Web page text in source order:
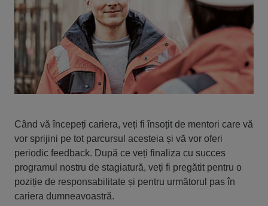
Când vă începeți cariera, veți fi însoțit de mentori care vă
vor sprijini pe tot parcursul acesteia și vă vor oferi
periodic feedback. După ce veți finaliza cu succes
programul nostru de stagiatură, veți fi pregătit pentru o
poziție de responsabilitate și pentru următorul pas în
cariera dumneavoastră.